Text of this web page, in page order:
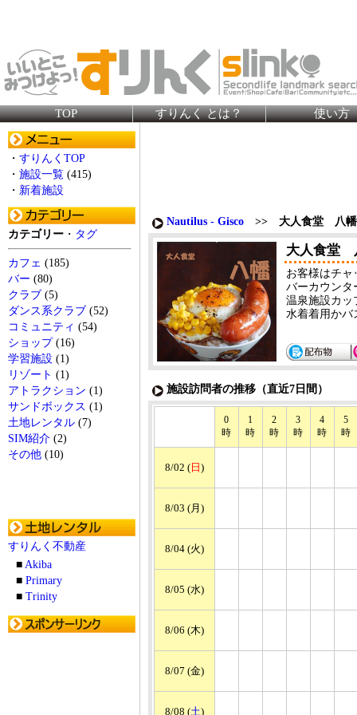
TOP すりんく とは？ 使い方
・ すりんくTOP
・ 施設一覧 (415)
・ 新着施設
カテゴリー ・ タグ
カフェ (185)
バー (80)
クラブ (5)
ダンス系クラブ (52)
コミュニティ (54)
ショップ(16)
学習施設 (1)
リゾート (1)
アトラクション (1)
サンドボックス (1)
土地レンタル (7)
SIM紹介 (2)
その他 (10)
すりんく不動産
■ Akiba
■ Primary
■ Trinity
Nautilus - Gisco >> 大人食堂 八幡
大人食堂
お客様はチャ
バーカウン
温泉施設カッ
水着着用かバ
施設訪問者の推移（直近7日間）
0
時
1
時
2
時
3
時
4
時
5
時
8/02 ( 日 )
8/03 (月)
8/04 (火)
8/05 (水)
8/06 (木)
8/07 (金)
8/08 (土)